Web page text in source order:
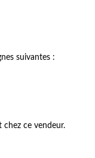
suivantes :
chez ce vendeur.